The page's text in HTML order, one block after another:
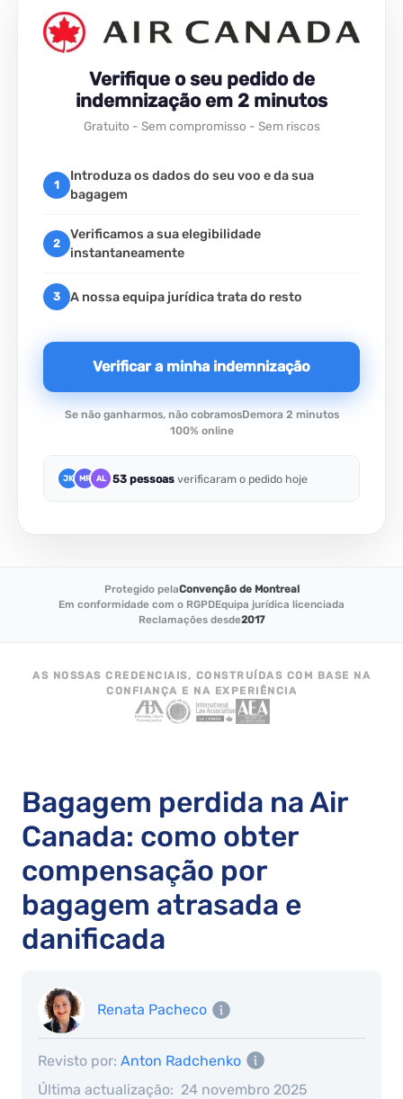
Verifique o seu pedido de
indemnização em 2 minutos
Gratuito - Sem compromisso - Sem riscos
1
Introduza os dados do seu voo e da sua
bagagem
2
Verificamos a sua elegibilidade
instantaneamente
3 A nossa equipa jurídica trata do resto
Verificar a minha indemnização
Se não ganharmos, não cobramosDemora 2 minutos
100% online
JK MR AL 53 pessoas verificaram o pedido hoje
Protegido pelaConvenção de Montreal
Em conformidade com o RGPDEquipa jurídica licenciada
Reclamações desde2017
AS NOSSAS CREDENCIAIS, CONSTRUÍDAS COM BASE NA
CONFIANÇA E NA EXPERIÊNCIA
Bagagem perdida na Air
Canada: como obter
compensação por
bagagem atrasada e
danificada
Renata Pacheco
Última actualização: 24 novembro 2025
Revisto por: Anton Radchenko